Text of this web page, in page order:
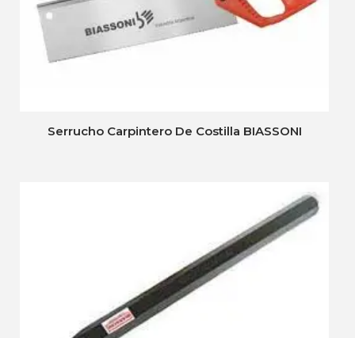
Serrucho Carpintero De Costilla BIASSONI